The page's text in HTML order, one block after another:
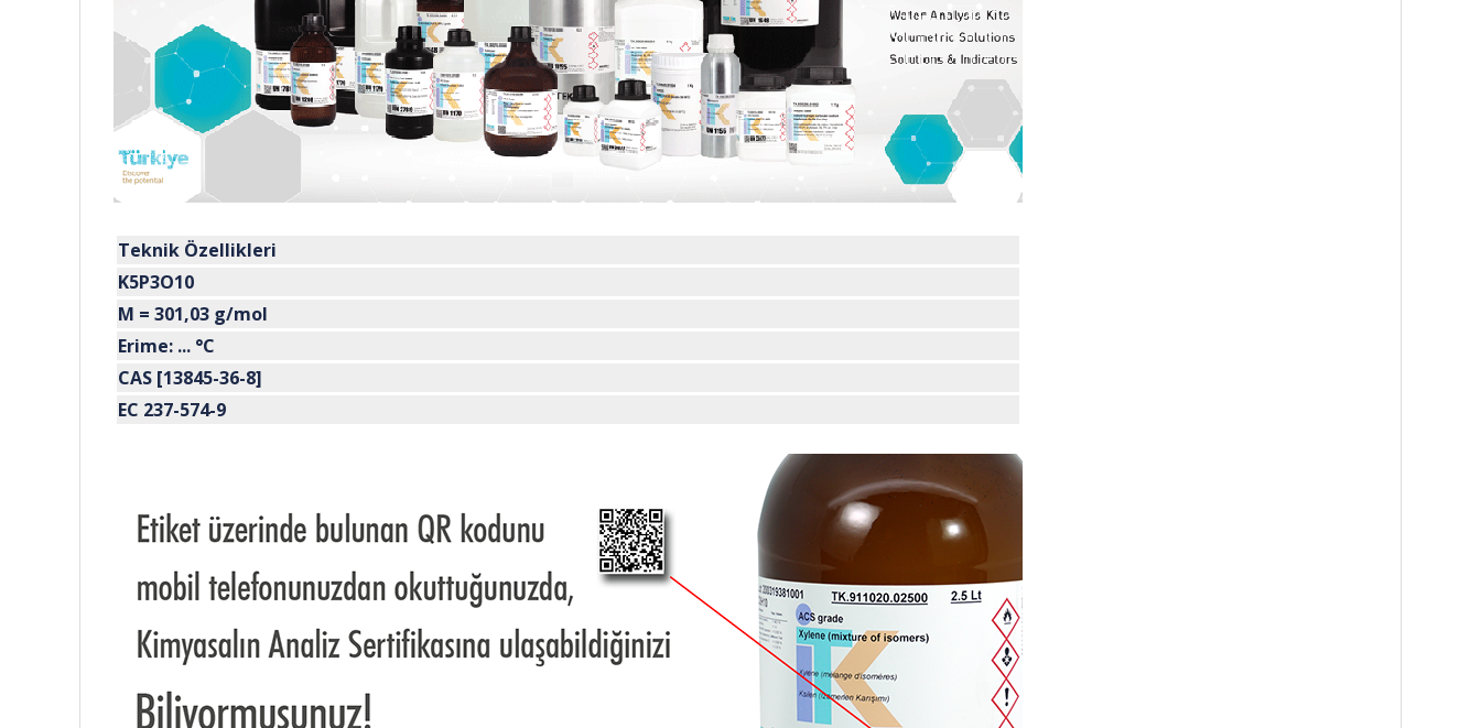
Teknik Özellikleri
K5P3O10
M = 301,03 g/mol
Erime: ... °C
CAS [13845-36-8]
EC 237-574-9